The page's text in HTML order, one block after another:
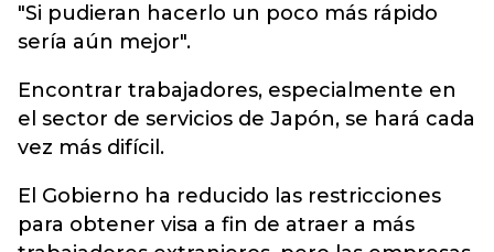
"Si pudieran hacerlo un poco más rápido
sería aún mejor".
Encontrar trabajadores, especialmente en
el sector de servicios de Japón, se hará cada
vez más difícil.
El Gobierno ha reducido las restricciones
para obtener visa a fin de atraer a más